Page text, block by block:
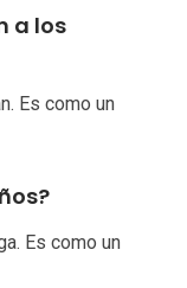
a los
Es como un
Es como un